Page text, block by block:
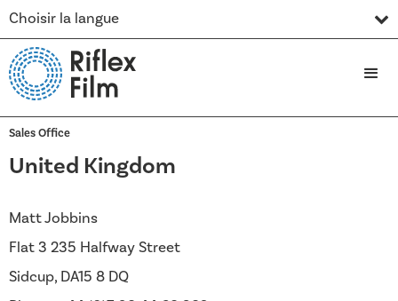
Choisir la langue
Sales Office
United Kingdom
Matt Jobbins
Flat 3 235 Halfway Street
Sidcup, DA15 8 DQ